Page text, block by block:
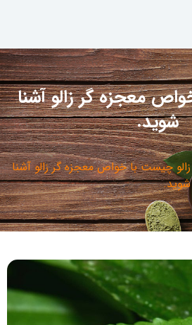
معجزه گر زالو آشنا
شوید.
زالو چیست با خواص معجزه گر زالو آشنا
شوید.